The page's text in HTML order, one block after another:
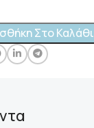
Στο Καλάθι